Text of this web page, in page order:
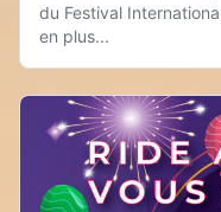
du Festival
en plus...